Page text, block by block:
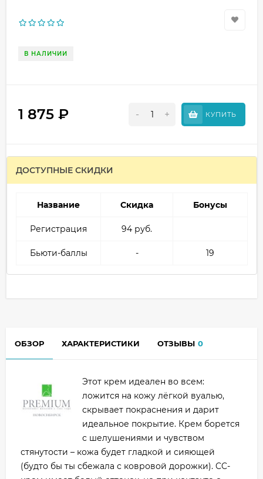
В НАЛИЧИИ
1 875 ₽ - + КУПИТЬ
ДОСТУПНЫЕ СКИДКИ
Название Скидка Бонусы
Регистрация 94 руб.
Бьюти-баллы - 19
ОБЗОР ХАРАКТЕРИСТИКИ ОТЗЫВЫ 0
Этот крем идеален во всем:
ложится на кожу лёгкой вуалью,
скрывает покраснения и дарит
идеальное покрытие. Крем борется
с шелушениями и чувством
стянутости – кожа будет гладкой и сияющей
(будто бы ты сбежала с ковровой дорожки). CC-